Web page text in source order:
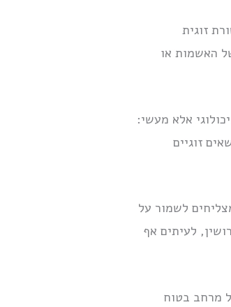
זוגית
האשמות או
אלא מעשי:
זוגיים
לשמור על
לעיתים אף
מרחב בטוח